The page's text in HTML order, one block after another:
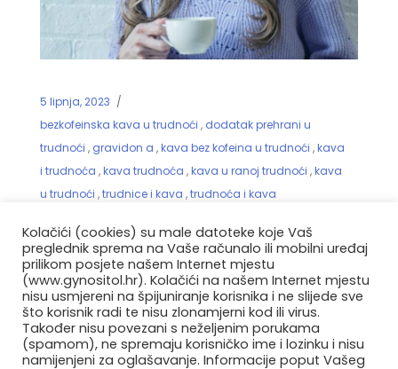
5 lipnja, 2023
bezkofeinska kava u trudnoći , dodatak prehrani u
trudnoći , gravidon a ,kava bez kofeina u trudnoći ,kava
i trudnoća ,kava trudnoća ,kava u ranoj trudnoći ,kava
u trudnoći ,trudnice i kava ,trudnoća i kava
Kava u trudnoći – je li preporučljiva
i koliko može biti štetna?
Kava je popularno piće u kojem uživamo
svakodnevno, no kada dolazimo do teme –
kava u trudnoći, važno je porazgovarati sa
Kolačići (cookies) su male datoteke koje Vaš
preglednik sprema na Vaše računalo ili mobilni uređaj
prilikom posjete našem Internet mjestu
(www.gynositol.hr). Kolačići na našem Internet mjestu
nisu usmjereni na špijuniranje korisnika i ne slijede sve
što korisnik radi te nisu zlonamjerni kod ili virus.
Također nisu povezani s neželjenim porukama
(spamom), ne spremaju korisničko ime i lozinku i nisu
namijenjeni za oglašavanje. Informacije poput Vašeg